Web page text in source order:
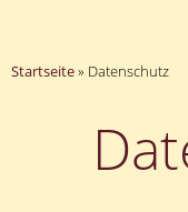
Startseite» Datenschutz